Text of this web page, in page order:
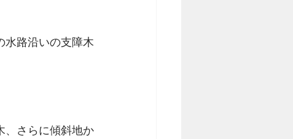
水路沿いの支障木
、さらに傾斜地か